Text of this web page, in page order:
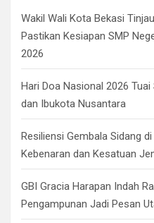
Wakil Wali Kota Bekasi
Pastikan Kesiapan SMP
2026
Hari Doa Nasional 2026
dan Ibukota Nusantara
Resiliensi Gembala Sidang
Kebenaran dan Kesatuan
GBI Gracia Harapan Indah
Pengampunan Jadi Pesan